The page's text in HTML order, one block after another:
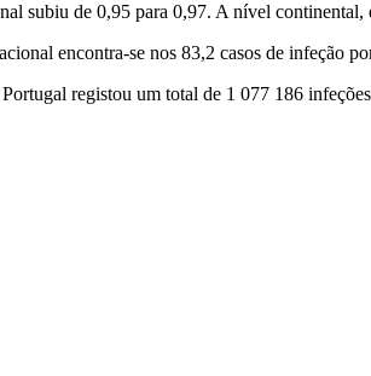
subiu de 0,95 para 0,97. A nível
encontra-se nos 83,2 casos de infeção
registou um total de 1 077 186